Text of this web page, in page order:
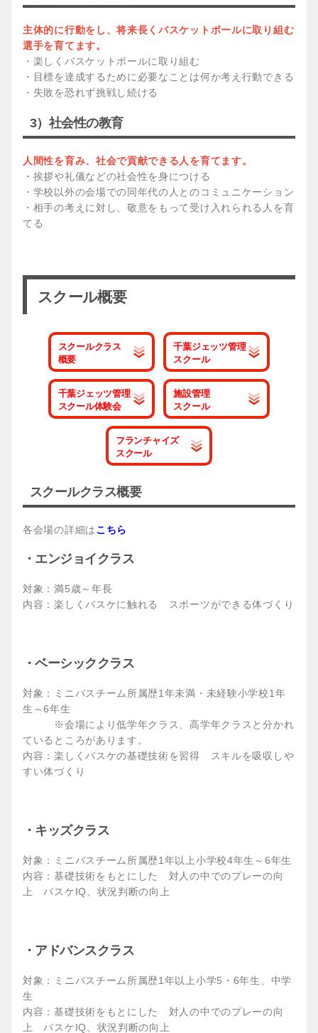
主体的に行動をし、将来長くバスケットボールに取り組む
選手を育てます。
・楽しくバスケットボールに取り組む
・目標を達成するために必要なことは何か考え行動できる
・失敗を恐れず挑戦し続ける
3）社会性の教育
人間性を育み、社会で貢献できる人を育てます。
・挨拶や礼儀などの社会性を身につける
・学校以外の会場での同年代の人とのコミュニケーション
・相手の考えに対し、敬意をもって受け入れられる人を育
てる
スクール概要
スクールクラス
概要
千葉ジェッツ管理
スクール
千葉ジェッツ管理
スクール体験会
施設管理
スクール
フランチャイズ
スクール
スクールクラス概要
各会場の詳細はこちら
・エンジョイクラス
対象：満5歳～年長
内容：楽しくバスケに触れる スポーツができる体づくり
・ベーシッククラス
対象：ミニバスチーム所属歴1年未満・未経験小学校1年
生～6年生
※会場により低学年クラス、高学年クラスと分かれ
ているところがあります。
内容：楽しくバスケの基礎技術を習得 スキルを吸収しや
すい体づくり
・キッズクラス
対象：ミニバスチーム所属歴1年以上小学校4年生～6年生
内容：基礎技術をもとにした 対人の中でのプレーの向
上 バスケIQ、状況判断の向上
・アドバンスクラス
対象：ミニバスチーム所属歴1年以上小学5・6年生、中学
生
内容：基礎技術をもとにした 対人の中でのプレーの向
上 バスケIQ、状況判断の向上